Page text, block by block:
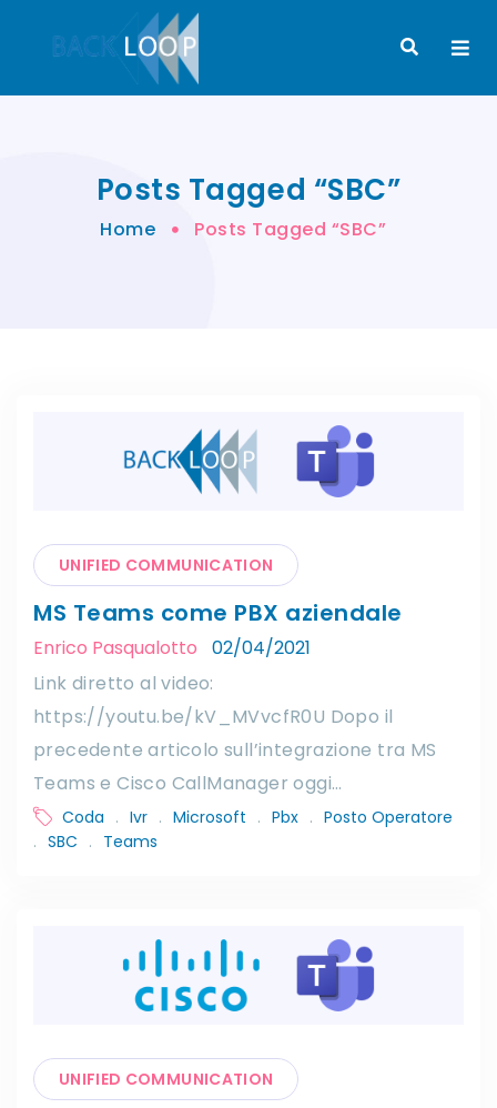
Posts Tagged “SBC”
Home Posts Tagged “SBC”
UNIFIED COMMUNICATION
MS Teams come PBX aziendale
Enrico Pasqualotto
02/04/2021
Link diretto al video:
https://youtu.be/kV_MVvcfR0U Dopo il
precedente articolo sull’integrazione tra MS
Teams e Cisco CallManager oggi…
Coda . Ivr . Microsoft . Pbx . Posto Operatore
. SBC . Teams
UNIFIED COMMUNICATION